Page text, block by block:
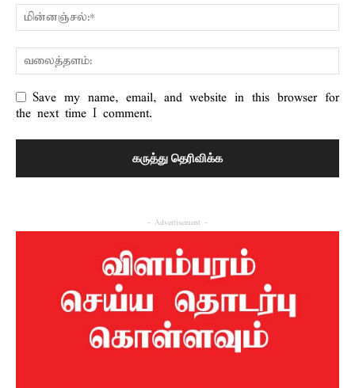
Save my name, email, and website in this browser for
the next time I comment.
- Advertisement -